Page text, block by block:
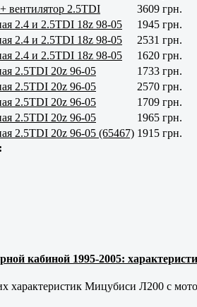
вентилятор 2.5TDI
3609 грн.
2.4 и 2.5TDI 18z 98-05
1945 грн.
2.4 и 2.5TDI 18z 98-05
2531 грн.
2.4 и 2.5TDI 18z 98-05
1620 грн.
2.5TDI 20z 96-05
1733 грн.
2.5TDI 20z 96-05
2570 грн.
2.5TDI 20z 96-05
1709 грн.
2.5TDI 20z 96-05
1965 грн.
2.5TDI 20z 96-05 (65467) 1915 грн.
кабиной 1995-2005:
характеристик Мицубиси Л200 с